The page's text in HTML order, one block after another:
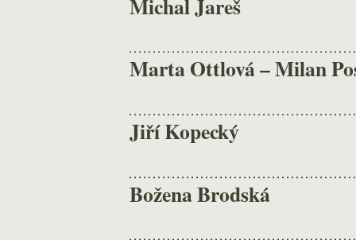
Michal Jareš
Marta Ottlová – Milan
Jiří Kopecký
Božena Brodská